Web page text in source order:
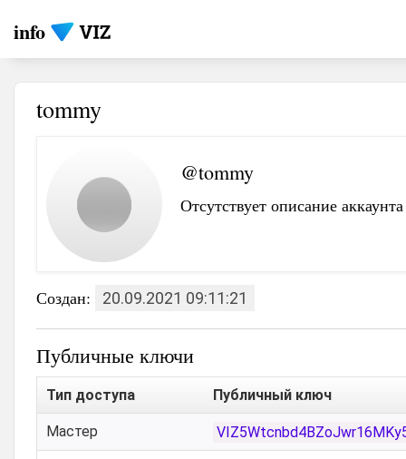
info
tommy
@tommy
Отсутствует описание аккаунта
Создан: 20.09.2021 09:11:21
Публичные ключи
Тип доступа Публичный ключ
Мастер